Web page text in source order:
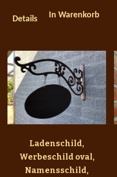
Details In Warenkorb
Ladenschild,
Werbeschild oval,
Namensschild,